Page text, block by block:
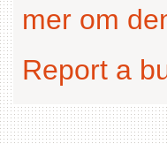
mer om
Report a